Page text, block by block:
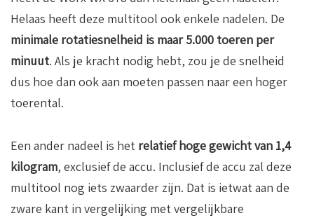
Helaas heeft deze multitool ook enkele nadelen. De
minimale rotatiesnelheid is maar 5.000 toeren per
minuut. Als je kracht nodig hebt, zou je de snelheid
dus hoe dan ook aan moeten passen naar een hoger
toerental.
Een ander nadeel is het relatief hoge gewicht van 1,4
kilogram, exclusief de accu. Inclusief de accu zal deze
multitool nog iets zwaarder zijn. Dat is ietwat aan de
zware kant in vergelijking met vergelijkbare